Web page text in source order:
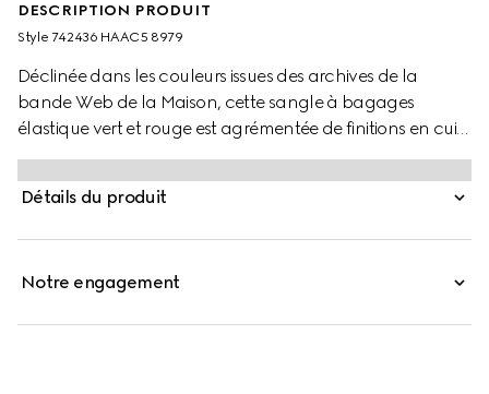
DESCRIPTION PRODUIT
Style ‎742436 HAAC5 8979
Déclinée dans les couleurs issues des archives de la
bande Web de la Maison, cette sangle à bagages
élastique vert et rouge est agrémentée de finitions en cuir
marron et d’un fermoir de type papillon. Elle peut être
associée à une gamme de valises Gucci pour une fixation
supplémentaire.
Détails du produit
Notre engagement